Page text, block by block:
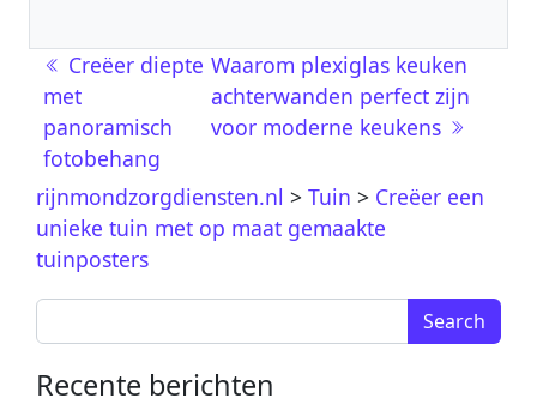
Berichtnavigatie
Creëer diepte
met
panoramisch
fotobehang
Waarom plexiglas keuken
achterwanden perfect zijn
voor moderne keukens
rijnmondzorgdiensten.nl > Tuin > Creëer een
unieke tuin met op maat gemaakte
tuinposters
Search for:
Recente berichten